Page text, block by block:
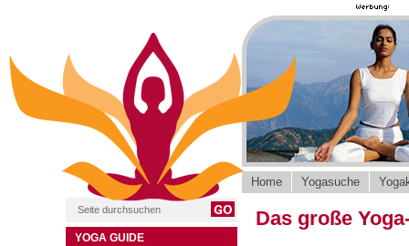
YOGA GUIDE
Home Yogasuche
Das große